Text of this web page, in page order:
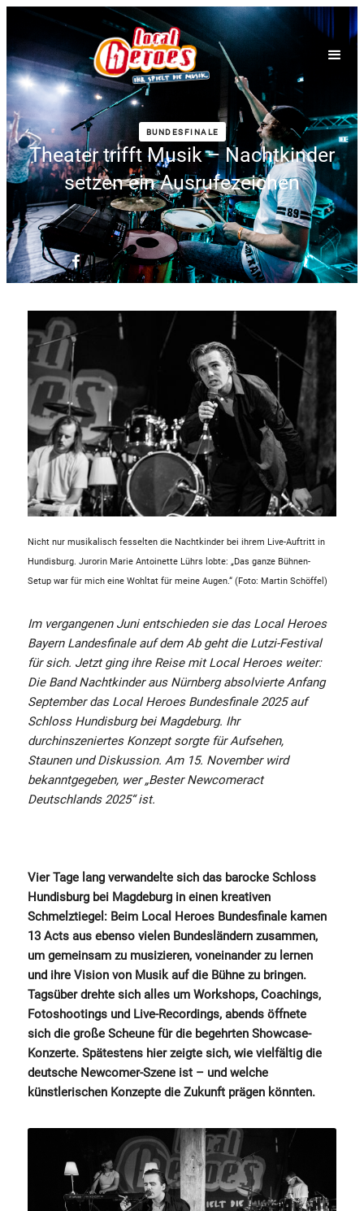
BUNDESFINALE
Theater trifft Musik – Nachtkinder
setzen ein Ausrufezeichen
Nicht nur musikalisch fesselten die Nachtkinder bei ihrem Live-Auftritt in
Hundisburg. Jurorin Marie Antoinette Lührs lobte: „Das ganze Bühnen-
Setup war für mich eine Wohltat für meine Augen.“ (Foto: Martin Schöffel)
Im vergangenen Juni entschieden sie das Local Heroes
Bayern Landesfinale auf dem Ab geht die Lutzi-Festival
für sich. Jetzt ging ihre Reise mit Local Heroes weiter:
Die Band Nachtkinder aus Nürnberg absolvierte Anfang
September das Local Heroes Bundesfinale 2025 auf
Schloss Hundisburg bei Magdeburg. Ihr
durchinszeniertes Konzept sorgte für Aufsehen,
Staunen und Diskussion. Am 15. November wird
bekanntgegeben, wer „Bester Newcomeract
Deutschlands 2025“ ist.
Vier Tage lang verwandelte sich das barocke Schloss
Hundisburg bei Magdeburg in einen kreativen
Schmelztiegel: Beim Local Heroes Bundesfinale kamen
13 Acts aus ebenso vielen Bundesländern zusammen,
um gemeinsam zu musizieren, voneinander zu lernen
und ihre Vision von Musik auf die Bühne zu bringen.
Tagsüber drehte sich alles um Workshops, Coachings,
Fotoshootings und Live-Recordings, abends öffnete
sich die große Scheune für die begehrten Showcase-
Konzerte. Spätestens hier zeigte sich, wie vielfältig die
deutsche Newcomer-Szene ist – und welche
künstlerischen Konzepte die Zukunft prägen könnten.